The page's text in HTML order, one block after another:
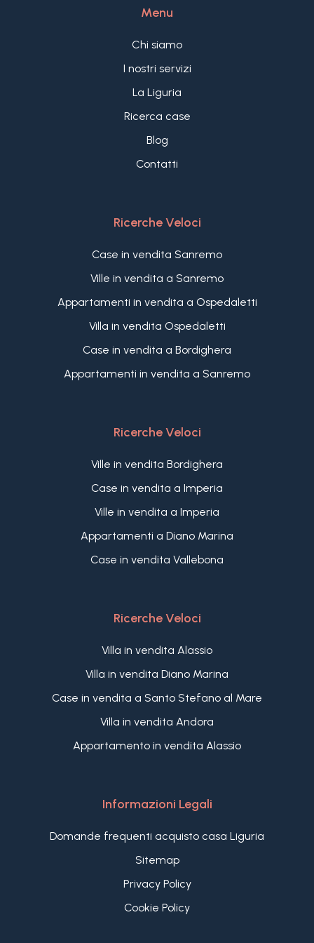
Menu
Chi siamo
I nostri servizi
La Liguria
Ricerca case
Blog
Contatti
Ricerche Veloci
Case in vendita Sanremo
Ville in vendita a Sanremo
Appartamenti in vendita a Ospedaletti
Villa in vendita Ospedaletti
Case in vendita a Bordighera
Appartamenti in vendita a Sanremo
Ricerche Veloci
Ville in vendita Bordighera
Case in vendita a Imperia
Ville in vendita a Imperia
Appartamenti a Diano Marina
Case in vendita Vallebona
Ricerche Veloci
Villa in vendita Alassio
Villa in vendita Diano Marina
Case in vendita a Santo Stefano al Mare
Villa in vendita Andora
Appartamento in vendita Alassio
Informazioni Legali
Domande frequenti acquisto casa Liguria
Sitemap
Privacy Policy
Cookie Policy